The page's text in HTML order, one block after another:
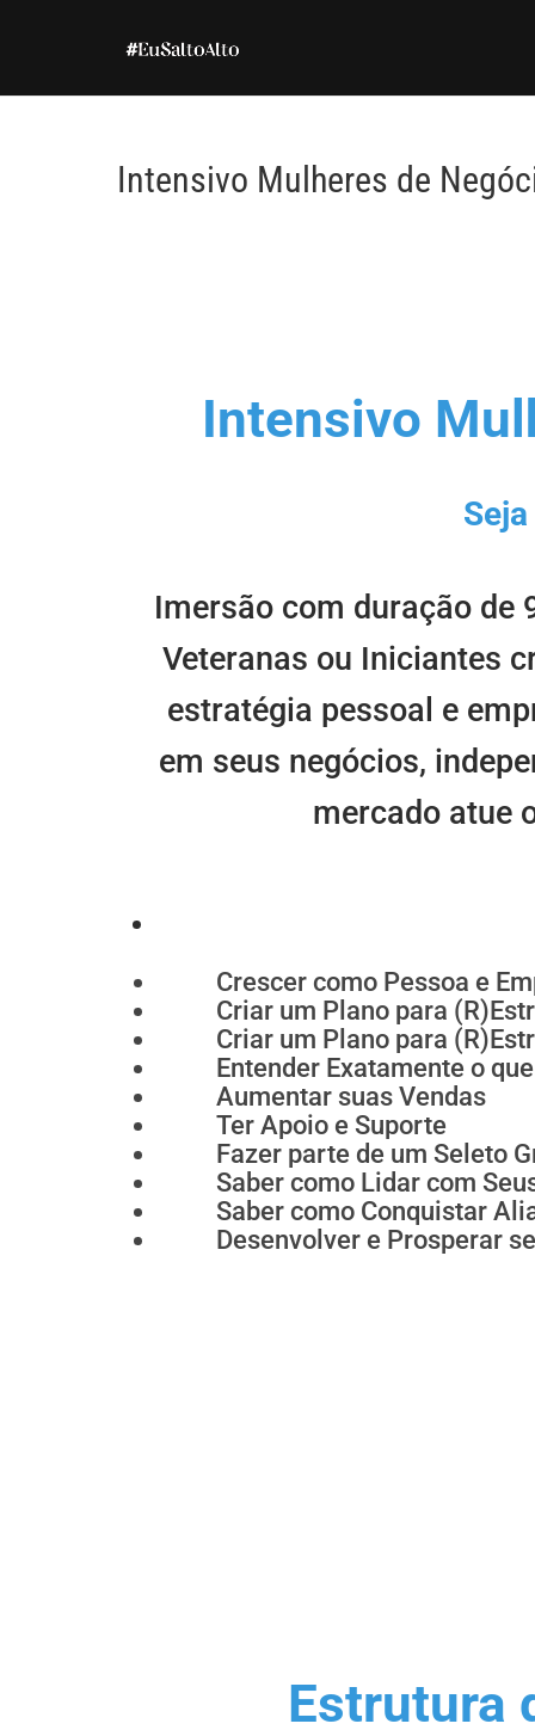
Intensivo Mulheres de
Intensivo
Imersão com duração de
Veteranas ou Iniciantes
estratégia pessoal e
em seus negócios,
mercado atue
Crescer como Pessoa e
Criar um Plano para
Criar um Plano para
Entender Exatamente o
Aumentar suas Vendas
Ter Apoio e Suporte
Fazer parte de um Seleto
Saber como Lidar com
Saber como Conquistar
Desenvolver e Prosperar
Estrutura